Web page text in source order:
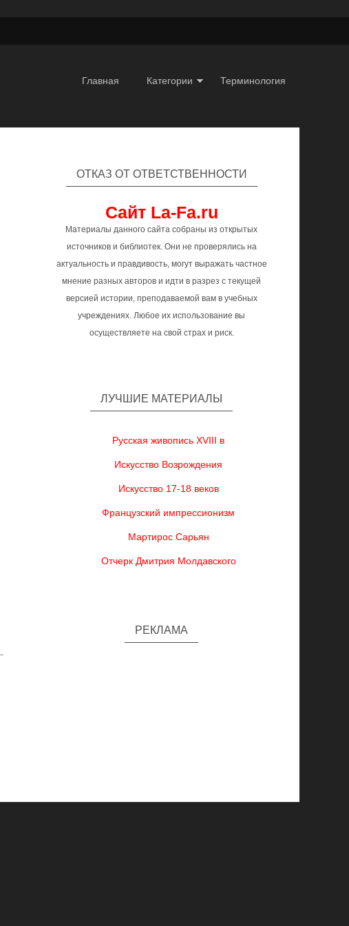
Главная Категории Терминология
ОТКАЗ ОТ ОТВЕТСТВЕННОСТИ
Сайт La-Fa.ru
Материалы данного сайта собраны из открытых
источников и библиотек. Они не проверялись на
актуальность и правдивость, могут выражать частное
мнение разных авторов и идти в разрез с текущей
версией истории, преподаваемой вам в учебных
учреждениях. Любое их использование вы
осуществляете на свой страх и риск.
ЛУЧШИЕ МАТЕРИАЛЫ
Русская живопись XVIII в
Искусство Возрождения
Искусство 17-18 веков
Французский импрессионизм
Мартирос Сарьян
Отчерк Дмитрия Молдавского
РЕКЛАМА